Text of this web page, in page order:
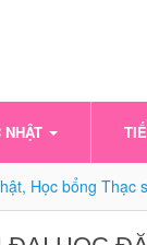
NHẬT
Học bổng Thạc